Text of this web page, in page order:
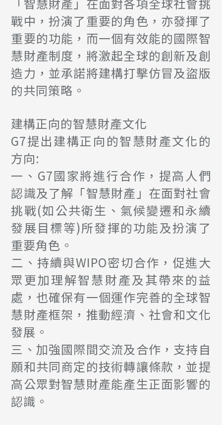
戰中，扮演了重要的角色，亦發揮了
重要的功能，而一個有效能的國際智
慧財產制度，將激起全球的創新及創
造力，並承諾將建構打擊仿冒及盜版
的共同策略。
建構正向的智慧財產文化
G7提出建構正向的智慧財產文化的
方向:
一、G7國家將進行合作，提高人們
認識及了解「智慧財產」在面對社會
挑戰(如公共衛生、氣候變遷和永續
發展目標等)所發揮的功能及扮演了
重要角色。
二、持續與WIPO密切合作，促進大
眾更加理解智慧財產及其帶來的益
處，也確保有一個運作完善的全球智
慧財產框架，推動經濟、社會和文化
發展。
三、加強國際間交流及合作，支持自
願和共同商定的技術轉讓條款，並提
高公眾對智慧財產能產生正面影響的
認識。